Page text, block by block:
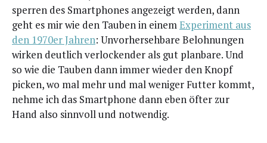
sper­ren des Smart­phones ange­zeigt wer­den, dann
geht es mir wie den Tau­ben in einemExpe­ri­ment aus
den 1970er Jah­ren: Unvor­her­seh­ba­re Beloh­nun­gen
wir­ken deut­lich ver­lo­cken­der als gut plan­ba­re. Und
so wie die Tau­ben dann immer wie­der den Knopf
picken, wo mal mehr und mal weni­ger Fut­ter kommt,
neh­me ich das Smart­phone dann eben öfter zur
Hand also sinn­voll und notwendig.